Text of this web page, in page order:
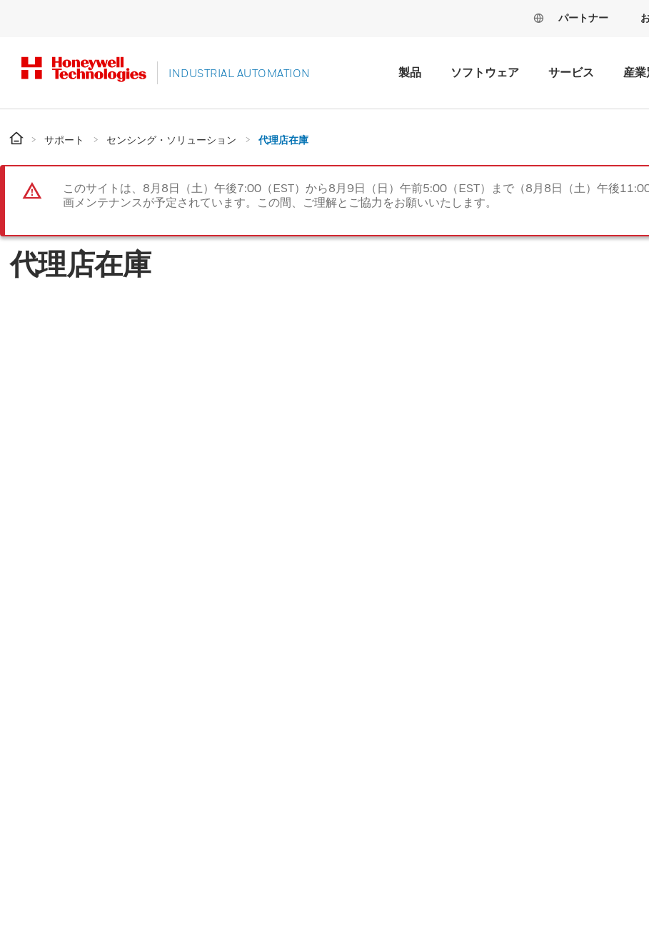
パートナー
INDUSTRIAL AUTOMATION 製品 ソフトウェア サービス 産
サポート センシング・ソリューション 代理店在庫
このサイトは、8月8日（土）午後7:00（EST）から8月9日（日）午前5:00（EST）まで（8月8日（土）午後
画メンテナンスが予定されています。この間、ご理解とご協力をお願いいたします。
代理店在庫